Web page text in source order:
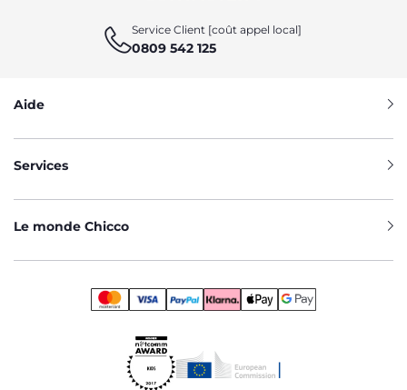
Service Client [coût appel local]
0809 542 125
Aide
Services
Le monde Chicco